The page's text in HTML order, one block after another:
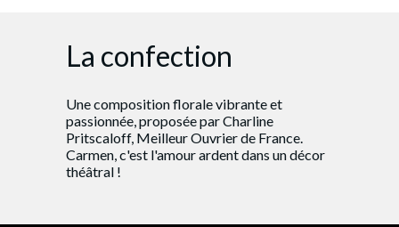
La confection
Une composition florale vibrante et
passionnée, proposée par Charline
Pritscaloff, Meilleur Ouvrier de France.
Carmen, c'est l'amour ardent dans un décor
théâtral !